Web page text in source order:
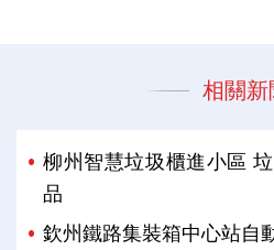
相關新
柳州智慧垃圾櫃進小區
品
欽州鐵路集裝箱中心站自